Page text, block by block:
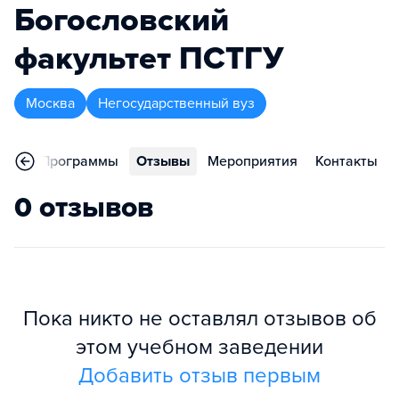
Богословский
факультет ПСТГУ
Москва Негосударственный вуз
Программы Отзывы Мероприятия Контакты
0 отзывов
Пока никто не оставлял отзывов об
этом учебном заведении
Добавить отзыв первым